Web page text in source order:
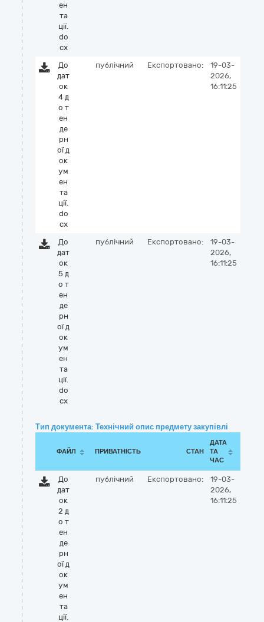
ен
та
ції.
do
cx
До
дат
ок
4 д
о т
ен
де
рн
ої д
ок
ум
ен
та
ції.
do
cx
публічний Експортовано:
19-03-
2026,
16:11:25
До
дат
ок
5 д
о т
ен
де
рн
ої д
ок
ум
ен
та
ції.
do
cx
публічний Експортовано:
19-03-
2026,
16:11:25
Тип документа: Технічний опис предмету закупівлі
ФАЙЛ ПРИВАТНІСТЬ СТАН
ДАТА
ТА
ЧАС
До
дат
ок
2 д
о т
ен
де
рн
ої д
ок
ум
ен
та
ції.
публічний Експортовано:
19-03-
2026,
16:11:25